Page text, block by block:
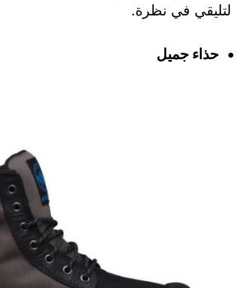
لتليقي في نظرة.
حذاء جميل